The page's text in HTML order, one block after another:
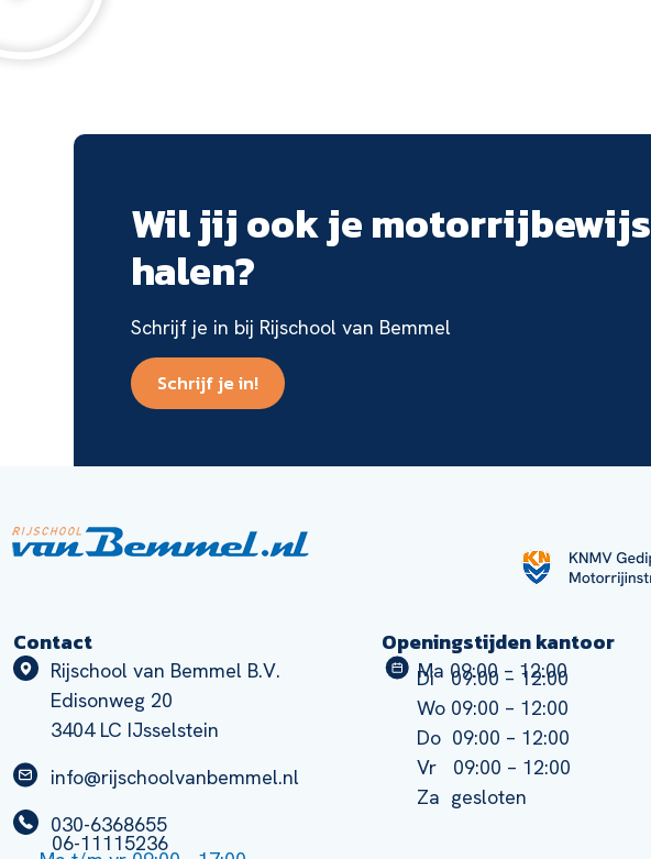
Wil jij ook je motorrijbewijs
halen?
Schrijf je in bij Rijschool van Bemmel
Schrijf je in!
Contact
Rijschool van Bemmel B.V.
Edisonweg 20
3404 LC IJsselstein
info@rijschoolvanbemmel.nl
030-6368655
06-11115236
Openingstijden kantoor
Ma 09:00 – 12:00
Di 09:00 – 12:00
Wo 09:00 – 12:00
Do 09:00 – 12:00
Vr 09:00 – 12:00
Za gesloten